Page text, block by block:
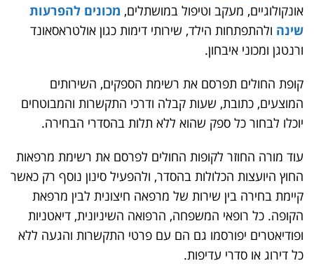
אונקולוגיים, מעקב וטיפול במושתלים, מכונים להפרעות
שינה ולהתפתחות הילד, שירותי דימות כגון אולטראסאונד
ורנטגן ומכוני איבחון.
קופת החולים תפרסם את רשימת הספקים, השירותים
המוצעים, כתובת, שעות קבלה ודרכי התקשרות והמבוטחים
יוכלו לבחור כל ספק שהוא ללא תלות בהסדרי הבחירה.
עוד מורה החוזר לקופות החולים לפרסם את רשימת מרפאות
החוץ היועצות הכלולות בהסדר, ולהפעיל סינון נוסף רק כאשר
קיימת בחירה בין שירות של מרפאה חיצונית לבין מרפאת
הקופה. כל רופאי המשפחה, הרפואה השיניונית, דיאטניות
ופודיאטרים יפורסמו גם הם עם פרטי התקשרות והגעה ללא
כל דירוג או סדרי עדיפות.